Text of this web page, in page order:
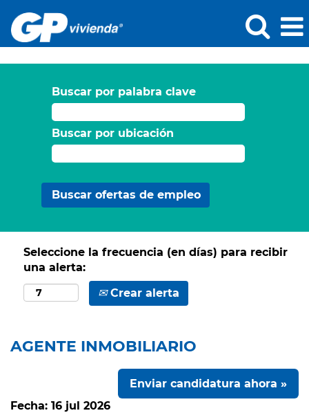
Buscar por palabra clave
Buscar por ubicación
Seleccione la frecuencia (en días) para recibir
una alerta:
Crear alerta
AGENTE INMOBILIARIO
Enviar candidatura ahora »
Fecha: 16 jul 2026